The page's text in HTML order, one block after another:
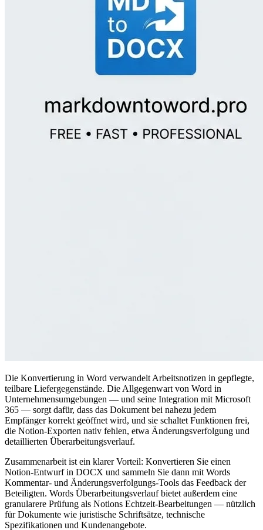
Die Konvertierung in Word verwandelt Arbeitsnotizen in gepflegte,
teilbare Liefergegenstände. Die Allgegenwart von Word in
Unternehmensumgebungen — und seine Integration mit Microsoft
365 — sorgt dafür, dass das Dokument bei nahezu jedem
Empfänger korrekt geöffnet wird, und sie schaltet Funktionen frei,
die Notion-Exporten nativ fehlen, etwa Änderungsverfolgung und
detaillierten Überarbeitungsverlauf.
Zusammenarbeit ist ein klarer Vorteil: Konvertieren Sie einen
Notion-Entwurf in DOCX und sammeln Sie dann mit Words
Kommentar- und Änderungsverfolgungs-Tools das Feedback der
Beteiligten. Words Überarbeitungsverlauf bietet außerdem eine
granularere Prüfung als Notions Echtzeit-Bearbeitungen — nützlich
für Dokumente wie juristische Schriftsätze, technische
Spezifikationen und Kundenangebote.